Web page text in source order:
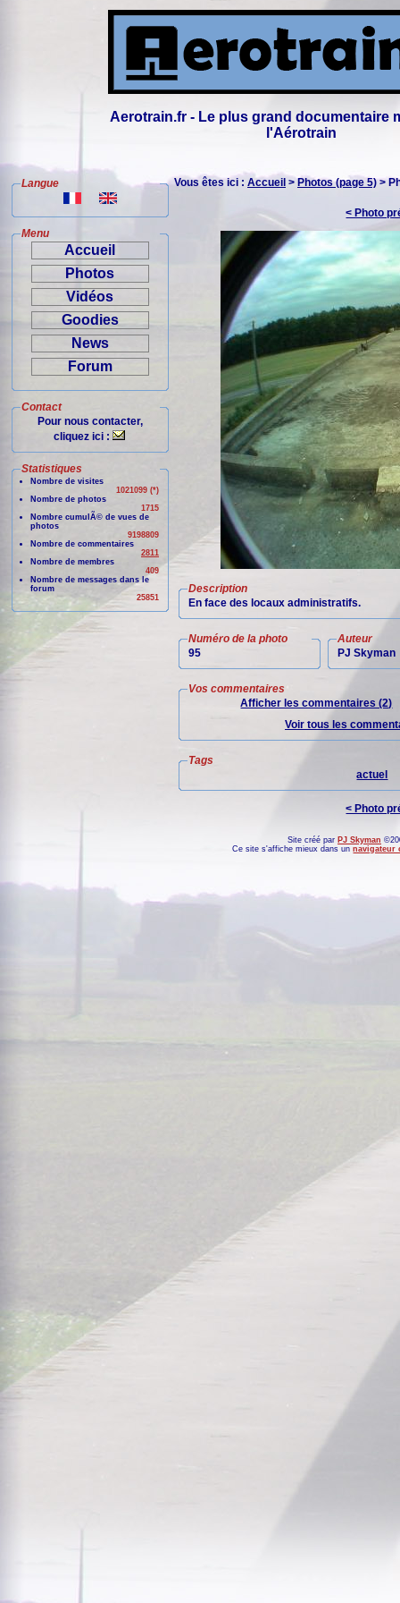
Aerotrain.fr - Le plus grand documentaire
l'Aérotrain
Langue
Menu
Accueil
Photos
Vidéos
Goodies
News
Forum
Contact
Pour nous contacter,
cliquez ici :
Statistiques
Nombre de visites
1021099 (*)
Nombre de photos
1715
Nombre cumulÃ© de vues de
photos
9198809
Nombre de commentaires
2811
Nombre de membres
409
Nombre de messages dans le
forum
25851
Vous êtes ici : Accueil > Photos (page 5)>
< Photo
Description
En face des locaux administratifs.
Numéro de la photo
95
Auteur
PJ Skyman
Vos commentaires
Afficher les commentaires (2)
Voir tous les
Tags
actuel
< Photo
Site créé par PJ Skyman
Ce site s'affiche mieux dans unnavigateur